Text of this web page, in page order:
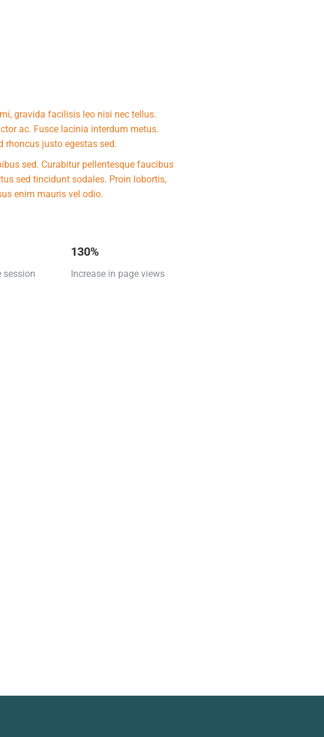
gravida facilisis leo nisi nec tellus.
ac. Fusce lacinia interdum metus.
rhoncus justo egestas sed.
sed. Curabitur pellentesque faucibus
sed tincidunt sodales. Proin lobortis,
enim mauris vel odio.
session
130%
Increase in page views